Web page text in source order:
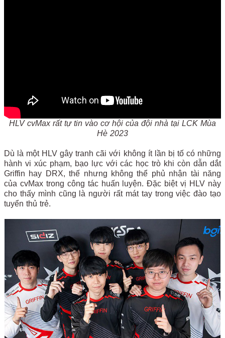
HLV cvMax rất tự tin vào cơ hội của đội nhà tại LCK Mùa
Hè 2023
Dù là một HLV gây tranh cãi với không ít lần bị tố có những
hành vi xúc phạm, bạo lực với các học trò khi còn dẫn dắt
Griffin hay DRX, thế nhưng không thể phủ nhận tài năng
của cvMax trong công tác huấn luyện. Đặc biệt vị HLV này
cho thấy mình cũng là người rất mát tay trong việc đào tạo
tuyển thủ trẻ.